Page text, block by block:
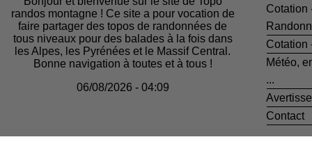
randos montagne ! Ce site a pour vocation de
faire partager des topos de randonnées de
tous niveaux pour des balades à la fois dans
les Alpes, les Pyrénées et le Massif Central.
Bonne navigation à toutes et à tous !
06/08/2026 - 04:09
Cotation
Cotation
Météo,
...
Contact